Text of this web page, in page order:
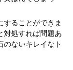
することができま
対処すれば問題あ
のないキレイなト